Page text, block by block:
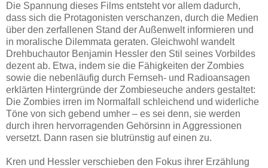
Die Spannung dieses Films entsteht vor allem dadurch,
dass sich die Protagonisten verschanzen, durch die Medien
über den zerfallenen Stand der Außenwelt informieren und
in moralische Dilemmata geraten. Gleichwohl wandelt
Drehbuchautor Benjamin Hessler den Stil seines Vorbildes
dezent ab. Etwa, indem sie die Fähigkeiten der Zombies
sowie die nebenläufig durch Fernseh- und Radioansagen
erklärten Hintergründe der Zombieseuche anders gestaltet:
Die Zombies irren im Normalfall schleichend und widerliche
Töne von sich gebend umher – es sei denn, sie werden
durch ihren hervorragenden Gehörsinn in Aggressionen
versetzt. Dann rasen sie blutrünstig auf einen zu.
Kren und Hessler verschieben den Fokus ihrer Erzählung